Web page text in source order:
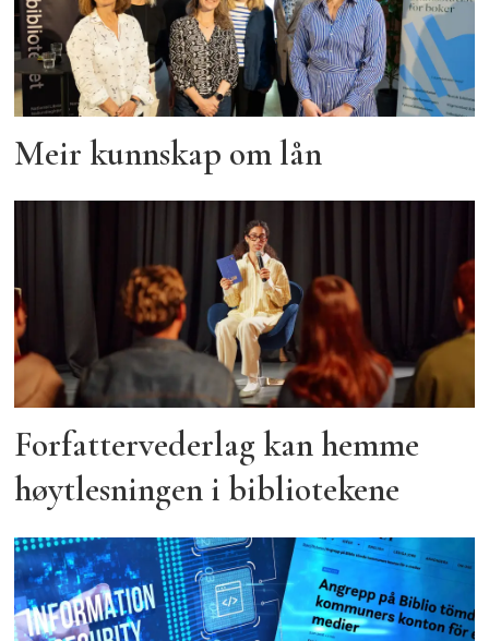
Meir kunnskap om lån
Forfattervederlag kan hemme
høytlesningen i bibliotekene